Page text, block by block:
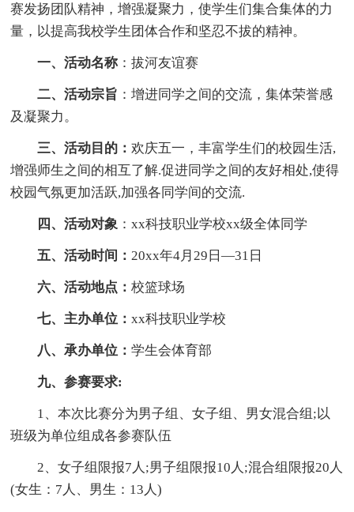
赛发扬团队精神，增强凝聚力，使学生们集合集体的力
量，以提高我校学生团体合作和坚忍不拔的精神。
一、活动名称 ：拔河友谊赛
二、活动宗旨 ：增进同学之间的交流，集体荣誉感
及凝聚力。
三、活动目的：欢庆五一，丰富学生们的校园生活,
增强师生之间的相互了解.促进同学之间的友好相处,使得
校园气氛更加活跃,加强各同学间的交流.
四、活动对象 ：xx科技职业学校xx级全体同学
五、活动时间： 20xx年4月29日—31日
六、活动地点：校篮球场
七、主办单位：xx科技职业学校
八、承办单位：学生会体育部
九、参赛要求:
1、本次比赛分为男子组、女子组、男女混合组;以
班级为单位组成各参赛队伍
2、女子组限报7人;男子组限报10人;混合组限报20人
(女生：7人、男生：13人)